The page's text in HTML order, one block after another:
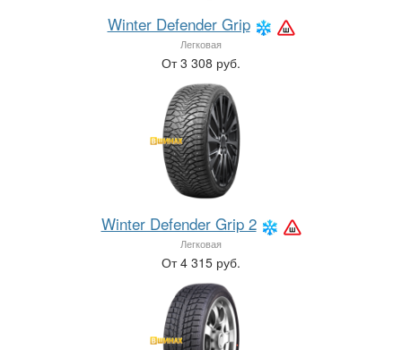
Winter Defender Grip
Легковая
От 3 308 руб.
Winter Defender Grip 2
Легковая
От 4 315 руб.